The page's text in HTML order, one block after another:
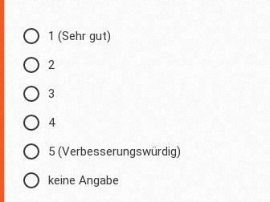
1 (Sehr gut)
2
3
4
5 (Verbesserungswürdig)
keine Angabe